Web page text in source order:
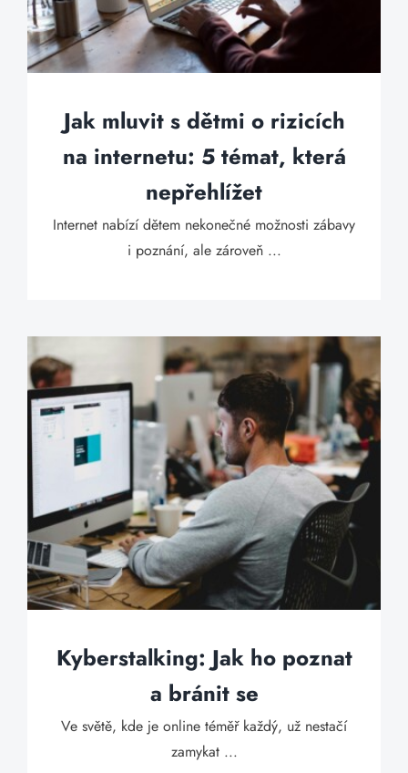
Jak mluvit s dětmi o rizicích
na internetu: 5 témat, která
nepřehlížet
Internet nabízí dětem nekonečné možnosti zábavy
i poznání, ale zároveň ...
Kyberstalking: Jak ho poznat
a bránit se
Ve světě, kde je online téměř každý, už nestačí
zamykat ...